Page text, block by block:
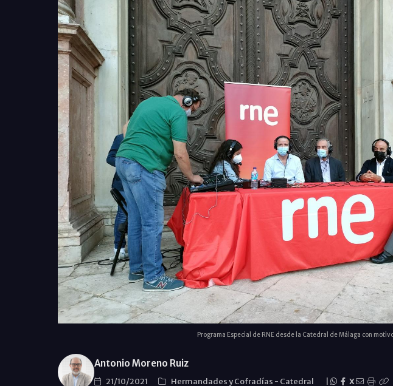
Programa Especial de RNE desde la Catedral de Málaga con
Antonio Moreno Ruiz
21/10/2021 Hermandades y Cofradías - Catedral X